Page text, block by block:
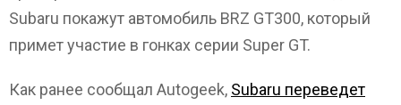
Subaru покажут автомобиль BRZ GT300, который
примет участие в гонках серии Super GT.
Как ранее сообщал Autogeek, Subaru переведет